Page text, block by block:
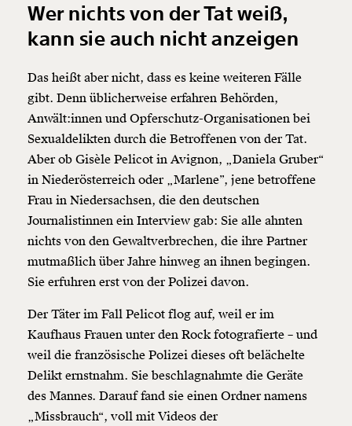
Wer nichts von der Tat weiß,
kann sie auch nicht anzeigen
Das heißt aber nicht, dass es keine weiteren Fälle
gibt. Denn üblicherweise erfahren Behörden,
Anwält:innen und Opferschutz-Organisationen bei
Sexualdelikten durch die Betroffenen von der Tat.
Aber ob Gisèle Pelicot in Avignon, „Daniela Gruber“
in Niederösterreich oder „Marlene”, jene betroffene
Frau in Niedersachsen, die den deutschen
Journalistinnen ein Interview gab: Sie alle ahnten
nichts von den Gewaltverbrechen, die ihre Partner
mutmaßlich über Jahre hinweg an ihnen begingen.
Sie erfuhren erst von der Polizei davon.
Der Täter im Fall Pelicot flog auf, weil er im
Kaufhaus Frauen unter den Rock fotografierte – und
weil die französische Polizei dieses oft belächelte
Delikt ernstnahm. Sie beschlagnahmte die Geräte
des Mannes. Darauf fand sie einen Ordner namens
„Missbrauch“, voll mit Videos der